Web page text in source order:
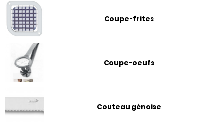
Coupe-frites
Coupe-oeufs
Couteau génoise